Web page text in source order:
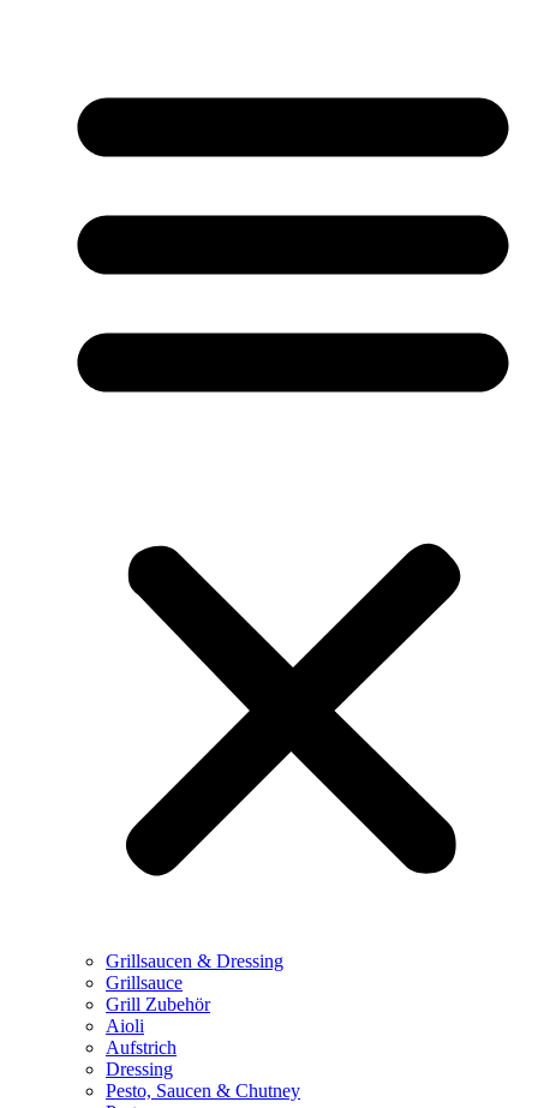
Grillsaucen & Dressing
Grillsauce
Grill Zubehör
Aioli
Aufstrich
Dressing
Pesto, Saucen & Chutney